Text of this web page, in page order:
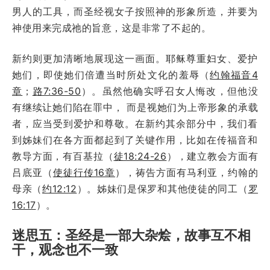
男人的工具，而圣经视女子按照神的形象所造，并要为
神使用来完成祂的旨意，这是非常了不起的。
新约则更加清晰地展现这一画面。耶稣尊重妇女、爱护
她们，即使她们倍遭当时所处文化的羞辱（约翰福音4
章 ； 路7:36-50 ）。虽然他确实呼召女人悔改，但他没
有继续让她们陷在罪中， 而是视她们为上帝形象的承载
者，应当受到爱护和尊敬。在新约其余部分中，我们看
到姊妹们在各方面都起到了关键作用，比如在传福音和
教导方面，有百基拉（徒18:24-26 ），建立教会方面有
吕底亚（使徒行传16章），祷告方面有马利亚，约翰的
母亲（约12:12 ）。姊妹们是保罗和其他使徒的同工（ 罗
16:17）。
迷思五：圣经是一部大杂烩，故事互不相
干，观念也不一致